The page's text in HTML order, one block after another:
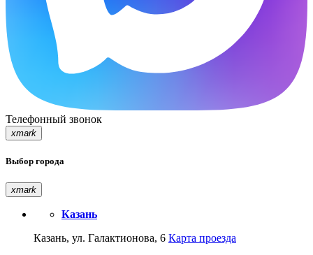
Телефонный звонок
xmark
Выбор города
xmark
Казань
Казань, ул. Галактионова, 6 Карта проезда